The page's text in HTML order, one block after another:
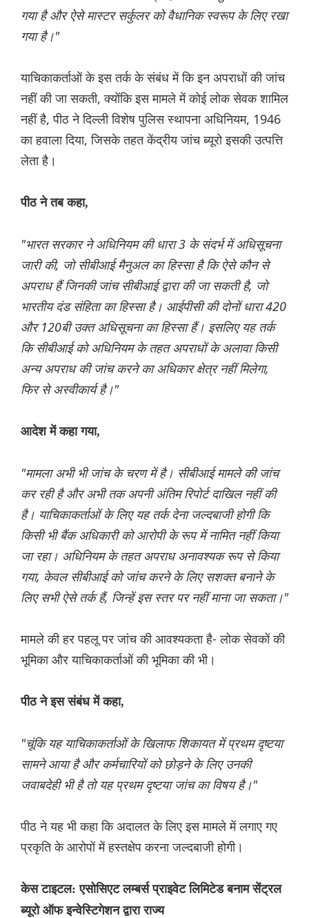
गया है और ऐसे मास्टर सर्कुलर को वैधानिक स्वरूप के लिए रखा
गया है।"
याचिकाकर्ताओं के इस तर्क के संबंध में कि इन अपराधों की जांच
नहीं की जा सकती, क्योंकि इस मामले में कोई लोक सेवक शामिल
नहीं है, पीठ ने दिल्ली विशेष पुलिस स्थापना अधिनियम, 1946
का हवाला दिया, जिसके तहत केंद्रीय जांच ब्यूरो इसकी उत्पत्ति
लेता है।
पीठ ने तब कहा,
"भारत सरकार ने अधिनियम की धारा 3 के संदर्भ में अधिसूचना
जारी की, जो सीबीआई मैनुअल का हिस्सा है कि ऐसे कौन से
अपराध हैं जिनकी जांच सीबीआई द्वारा की जा सकती है, जो
भारतीय दंड संहिता का हिस्सा है। आईपीसी की दोनों धारा 420
और 120बी उक्त अधिसूचना का हिस्सा हैं। इसलिए यह तर्क
कि सीबीआई को अधिनियम के तहत अपराधों के अलावा किसी
अन्य अपराध की जांच करने का अधिकार क्षेत्र नहीं मिलेगा,
फिर से अस्वीकार्य है।"
आदेश में कहा गया,
"मामला अभी भी जांच के चरण में है। सीबीआई मामले की जांच
कर रही है और अभी तक अपनी अंतिम रिपोर्ट दाखिल नहीं की
है। याचिकाकर्ताओं के लिए यह तर्क देना जल्दबाजी होगी कि
किसी भी बैंक अधिकारी को आरोपी के रूप में नामित नहीं किया
जा रहा। अधिनियम के तहत अपराध अनावश्यक रूप से किया
गया, केवल सीबीआई को जांच करने के लिए सशक्त बनाने के
लिए सभी ऐसे तर्क हैं, जिन्हें इस स्तर पर नहीं माना जा सकता।"
मामले की हर पहलू पर जांच की आवश्यकता है- लोक सेवकों की
भूमिका और याचिकाकर्ताओं की भूमिका की भी।
पीठ ने इस संबंध में कहा,
"चूंकि यह याचिकाकर्ताओं के खिलाफ शिकायत में प्रथम दृष्टया
सामने आया है और कर्मचारियों को छोड़ने के लिए उनकी
जवाबदेही भी है तो यह प्रथम दृष्टया जांच का विषय है।"
पीठ ने यह भी कहा कि अदालत के लिए इस मामले में लगाए गए
प्रकृति के आरोपों में हस्तक्षेप करना जल्दबाजी होगी।
केस टाइटल: एसोसिएट लम्बर्स प्राइवेट लिमिटेड बनाम सेंट्रल
ब्यूरो ऑफ इन्वेस्टिगेशन द्वारा राज्य